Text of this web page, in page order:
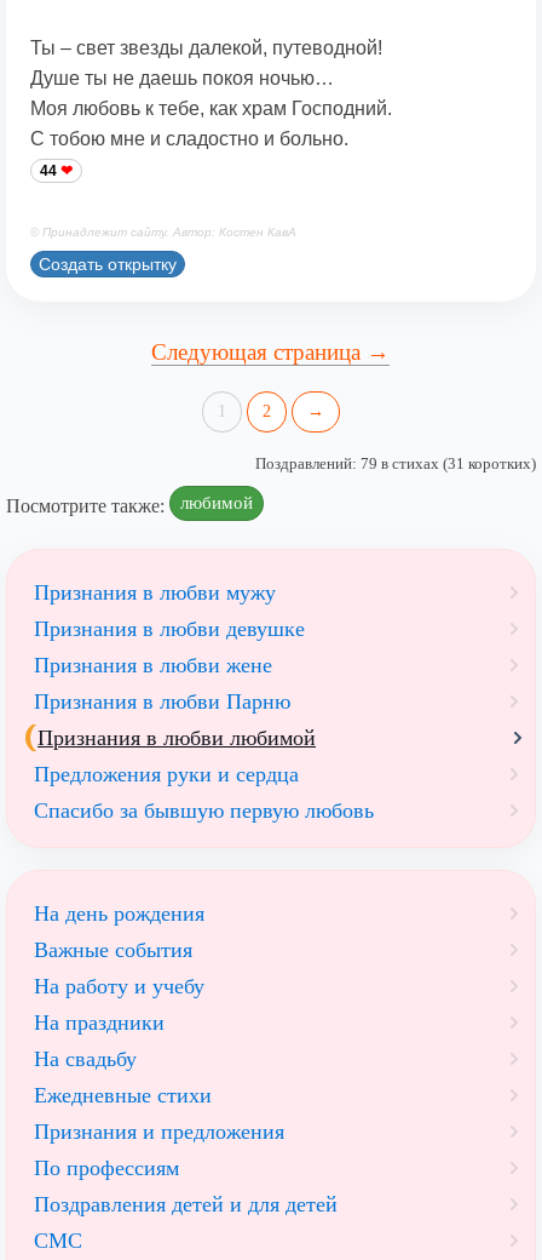
Ты – свет звезды далекой, путеводной!
Душе ты не даешь покоя ночью…
Моя любовь к тебе, как храм Господний.
С тобою мне и сладостно и больно.
44
© Принадлежит сайту. Автор: Костен КавА
Создать открытку
Следующая страница →
1 2 →
Поздравлений: 79 в стихах (31 коротких)
Посмотрите также: любимой
Признания в любви мужу
Признания в любви девушке
Признания в любви жене
Признания в любви Парню
Признания в любви любимой
Предложения руки и сердца
Спасибо за бывшую первую любовь
На день рождения
Важные события
На работу и учебу
На праздники
На свадьбу
Ежедневные стихи
Признания и предложения
По профессиям
Поздравления детей и для детей
СМС